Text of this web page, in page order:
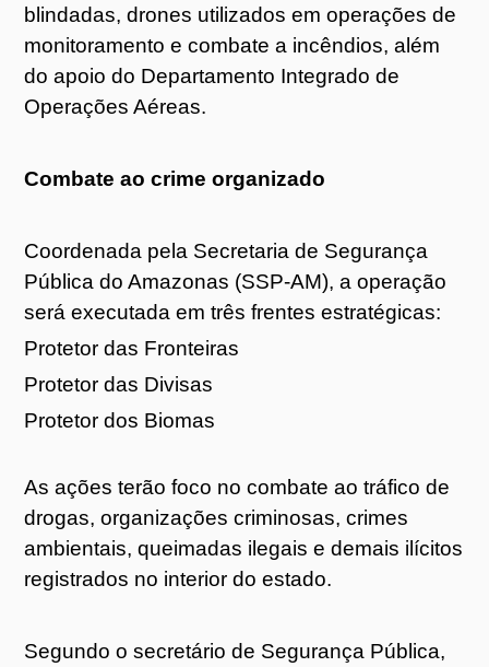
blindadas, drones utilizados em operações de
monitoramento e combate a incêndios, além
do apoio do Departamento Integrado de
Operações Aéreas.
Combate ao crime organizado
Coordenada pela Secretaria de Segurança
Pública do Amazonas (SSP-AM), a operação
será executada em três frentes estratégicas:
Protetor das Fronteiras
Protetor das Divisas
Protetor dos Biomas
As ações terão foco no combate ao tráfico de
drogas, organizações criminosas, crimes
ambientais, queimadas ilegais e demais ilícitos
registrados no interior do estado.
Segundo o secretário de Segurança Pública,